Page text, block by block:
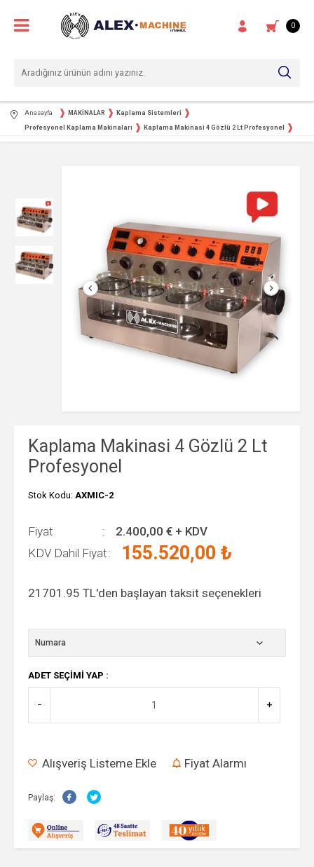
0
Anasayfa MAKİNALAR Kaplama Sistemleri
Profesyonel Kaplama Makinaları Kaplama Makinasi 4 Gözlü 2 Lt Profesyonel
Kaplama Makinasi 4 Gözlü 2 Lt
Profesyonel
Stok Kodu: AXMIC-2
Fiyat 2.400,00 € + KDV
KDV Dahil Fiyat
155.520,00 ₺
21701.95 TL'den başlayan taksit seçenekleri
ADET SEÇIMI YAP :
Alışveriş Listeme Ekle Fiyat Alarmı
Paylaş: